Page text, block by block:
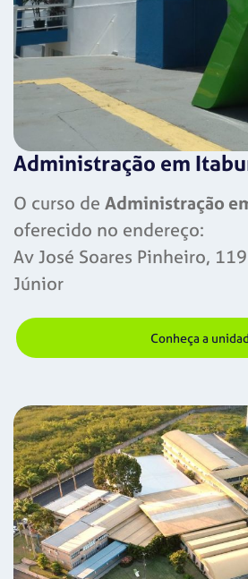
Administração em
O curso de Administração
oferecido no endereço:
Av José Soares Pinheiro,
Júnior
Conheça a